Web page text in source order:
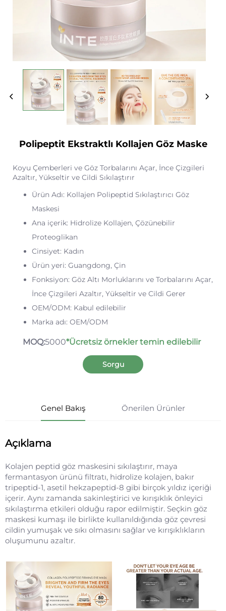
Polipeptit Ekstraktlı Kollajen Göz Maske
Koyu Çemberleri ve Göz Torbalarını Açar, İnce Çizgileri
Azaltır, Yükseltir ve Cildi Sıkılaştırır
Ürün Adı: Kollajen Polipeptid Sıkılaştırıcı Göz
Maskesi
Ana içerik: Hidrolize Kollajen, Çözünebilir
Proteoglikan
Cinsiyet: Kadın
Ürün yeri: Guangdong, Çin
Fonksiyon: Göz Altı Morluklarını ve Torbalarını Açar,
İnce Çizgileri Azaltır, Yükseltir ve Cildi Gerer
OEM/ODM: Kabul edilebilir
Marka adı: OEM/ODM
MOQ:5000*Ücretsiz örnekler temin edilebilir
Sorgu
Genel Bakış Önerilen Ürünler
Açıklama
Kolajen peptid göz maskesini sıkılaştırır, maya
fermantasyon ürünü filtratı, hidrolize kolajen, bakır
tripeptid-1, asetil hekzapeptid-8 gibi birçok yıldız içeriği
içerir. Aynı zamanda sakinleştirici ve kırışıklık önleyici
sıkılaştırma etkileri olduğu rapor edilmiştir. Seçkin göz
maskesi kumaşı ile birlikte kullanıldığında göz çevresi
cildin yumuşak ve sıkı olmasını sağlar ve kırışıklıkların
oluşumunu azaltır.